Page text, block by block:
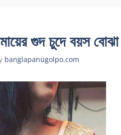
গুদ চুদে বয়স বোঝা
banglapanugolpo.com